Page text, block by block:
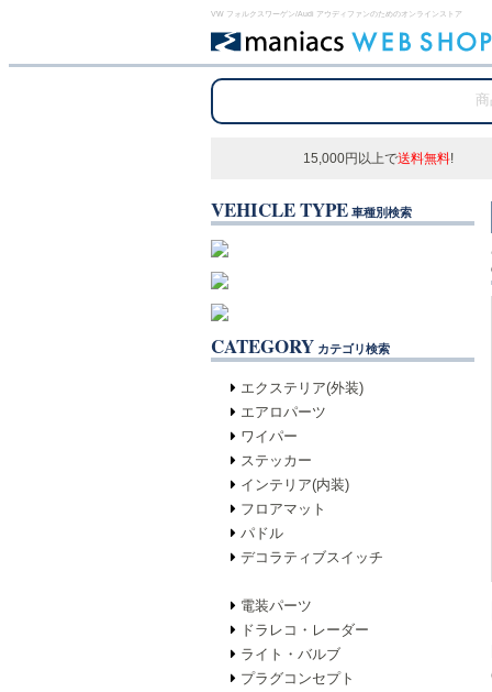
VW フォルクスワーゲン/Audi アウディファンのためのオンラインストア
15,000円以上で送料無料!
VEHICLE TYPE 車種別検索
CATEGORY カテゴリ検索
エクステリア(外装)
エアロパーツ
ワイパー
ステッカー
インテリア(内装)
フロアマット
パドル
デコラティブスイッチ
電装パーツ
ドラレコ・レーダー
ライト・バルブ
プラグコンセプト